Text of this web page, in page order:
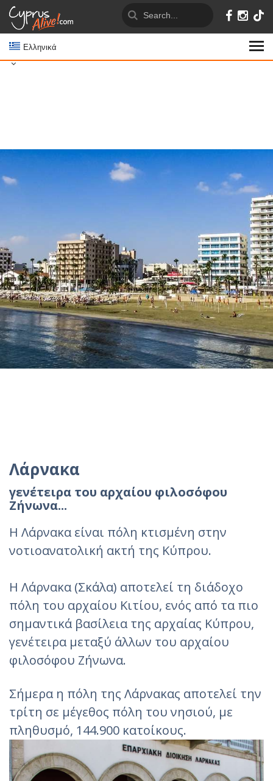
Ελληνικά
Λάρνακα
γενέτειρα του αρχαίου φιλοσόφου
Ζήνωνα...
Η Λάρνακα είναι πόλη κτισμένη στην
νοτιοανατολική ακτή της Κύπρου.
Η Λάρνακα (Σκάλα) αποτελεί τη διάδοχο
πόλη του αρχαίου Κιτίου, ενός από τα πιο
σημαντικά βασίλεια της αρχαίας Κύπρου,
γενέτειρα μεταξύ άλλων του αρχαίου
φιλοσόφου Ζήνωνα.
Σήμερα η πόλη της Λάρνακας αποτελεί την
τρίτη σε μέγεθος πόλη του νησιού, με
πληθυσμό, 144.900 κατοίκους.